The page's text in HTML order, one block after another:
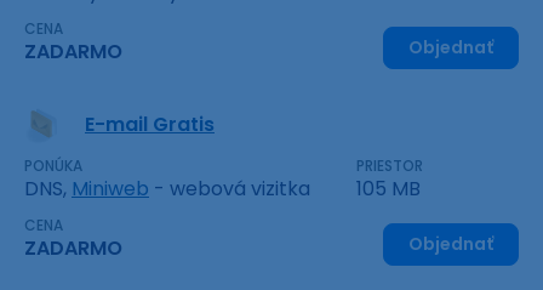
CENA
ZADARMO Objednať
E-mail Gratis
PONÚKA
DNS, Miniweb - webová vizitka
PRIESTOR
105 MB
CENA
ZADARMO Objednať